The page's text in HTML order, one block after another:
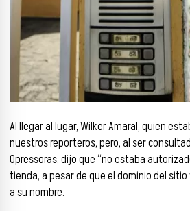
Al llegar al lugar, Wilker Amaral, quien
nuestros reporteros, pero, al ser
Opressoras, dijo que “no estaba
tienda, a pesar de que el dominio del
a su nombre.